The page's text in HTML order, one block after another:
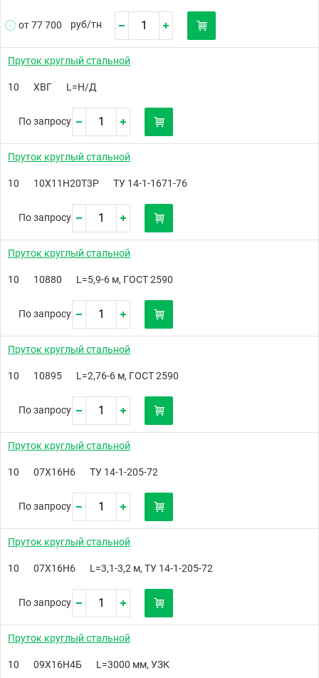
от 77 700 руб/тн
Пруток круглый стальной
10 ХВГ L=Н/Д
По запросу
Пруток круглый стальной
10 10Х11Н20Т3Р ТУ 14-1-1671-76
По запросу
Пруток круглый стальной
10 10880 L=5,9-6 м, ГОСТ 2590
По запросу
Пруток круглый стальной
10 10895 L=2,76-6 м, ГОСТ 2590
По запросу
Пруток круглый стальной
10 07Х16Н6 ТУ 14-1-205-72
По запросу
Пруток круглый стальной
10 07Х16Н6 L=3,1-3,2 м, ТУ 14-1-205-72
По запросу
Пруток круглый стальной
10 09Х16Н4Б L=3000 мм, УЗК